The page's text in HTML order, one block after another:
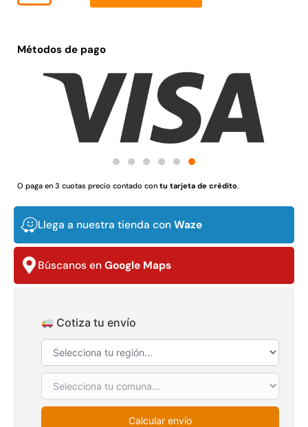
Métodos de pago
O paga en 3 cuotas precio contado con tu tarjeta de crédito.
Llega a nuestra tienda con Waze
Búscanos en Google Maps
Cotiza tu envío
Calcular envío
Juego Modular 03
QplayGround
$3.790.990
Agregar al carrito
Pasto sintético ornamental
Importado USA: Crown
$2.892.120